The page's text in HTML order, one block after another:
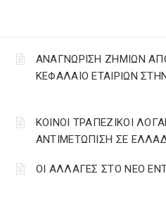
ΑΝΑΓΝΩΡΙΣΗ ΖΗΜΙΩΝ
ΚΕΦΑΛΑΙΟ ΕΤΑΙΡΙΩΝ
ΚΟΙΝΟΙ ΤΡΑΠΕΖΙΚΟΙ
ΑΝΤΙΜΕΤΩΠΙΣΗ ΣΕ
ΟΙ ΑΛΛΑΓΕΣ ΣΤΟ ΝΕΟ